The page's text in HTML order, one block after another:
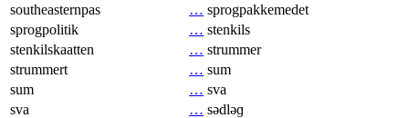
southeasternpas
… sprogpakkemedet
sprogpolitik
… stenkils
stenkilskaatten
… strummer
strummert
… sum
sum
… sva
sva
… sədləɡ